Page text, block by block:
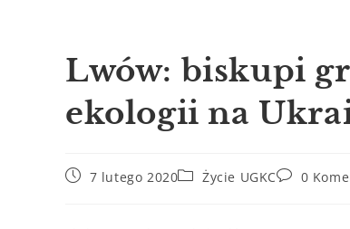
Lwów: biskupi
ekologii na
7 lutego 2020 Życie UGKC 0